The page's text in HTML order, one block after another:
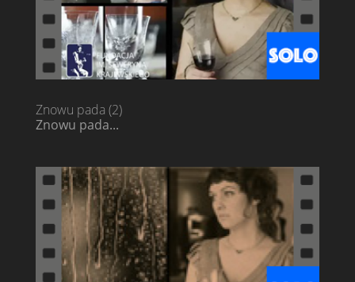
Znowu pada (2)
Znowu pada...